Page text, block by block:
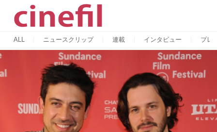
ALL ニュースクリップ 連載 インタビュー プレ